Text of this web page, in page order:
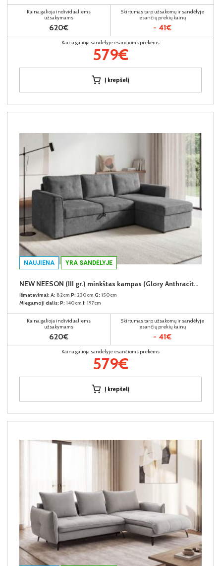
Kaina galioja individualiems
užsakymams
620€
Skirtumas tarp užsakomų ir sandėlyje
esančių prekių kainų
- 41€
Kaina galioja sandėlyje esančioms prekėms
579€
Į krepšelį
NAUJIENA YRA SANDĖLYJE
NEW NEESON (III gr.) minkštas kampas (Glory Anthracite-18)
Išmatavimai: A: 82cm P: 230cm G: 150cm
Miegamoji dalis: P: 140cm I: 197cm
Kaina galioja individualiems
užsakymams
620€
Skirtumas tarp užsakomų ir sandėlyje
esančių prekių kainų
- 41€
Kaina galioja sandėlyje esančioms prekėms
579€
Į krepšelį